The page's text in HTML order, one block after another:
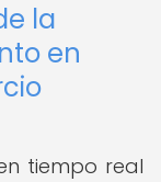
la
en
tiempo real